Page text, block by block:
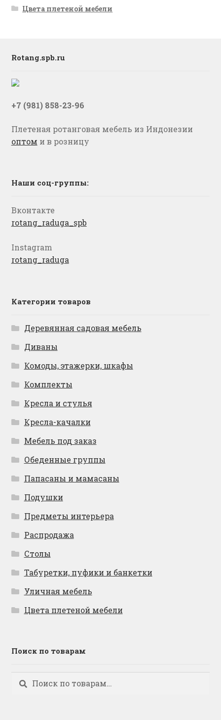
Цвета плетеной мебели
Rotang.spb.ru
+7 (981) 858-23-96
Плетеная ротанговая мебель из Индонезии
оптом и в розницу
Наши соц-группы:
Вконтакте
rotang_raduga_spb
Instagram
rotang_raduga
Категории товаров
Деревянная садовая мебель
Диваны
Комоды, этажерки, шкафы
Комплекты
Кресла и стулья
Кресла-качалки
Мебель под заказ
Обеденные группы
Папасаны и мамасаны
Подушки
Предметы интерьера
Распродажа
Столы
Табуретки, пуфики и банкетки
Уличная мебель
Цвета плетеной мебели
Поиск по товарам
Искать:
Поиск